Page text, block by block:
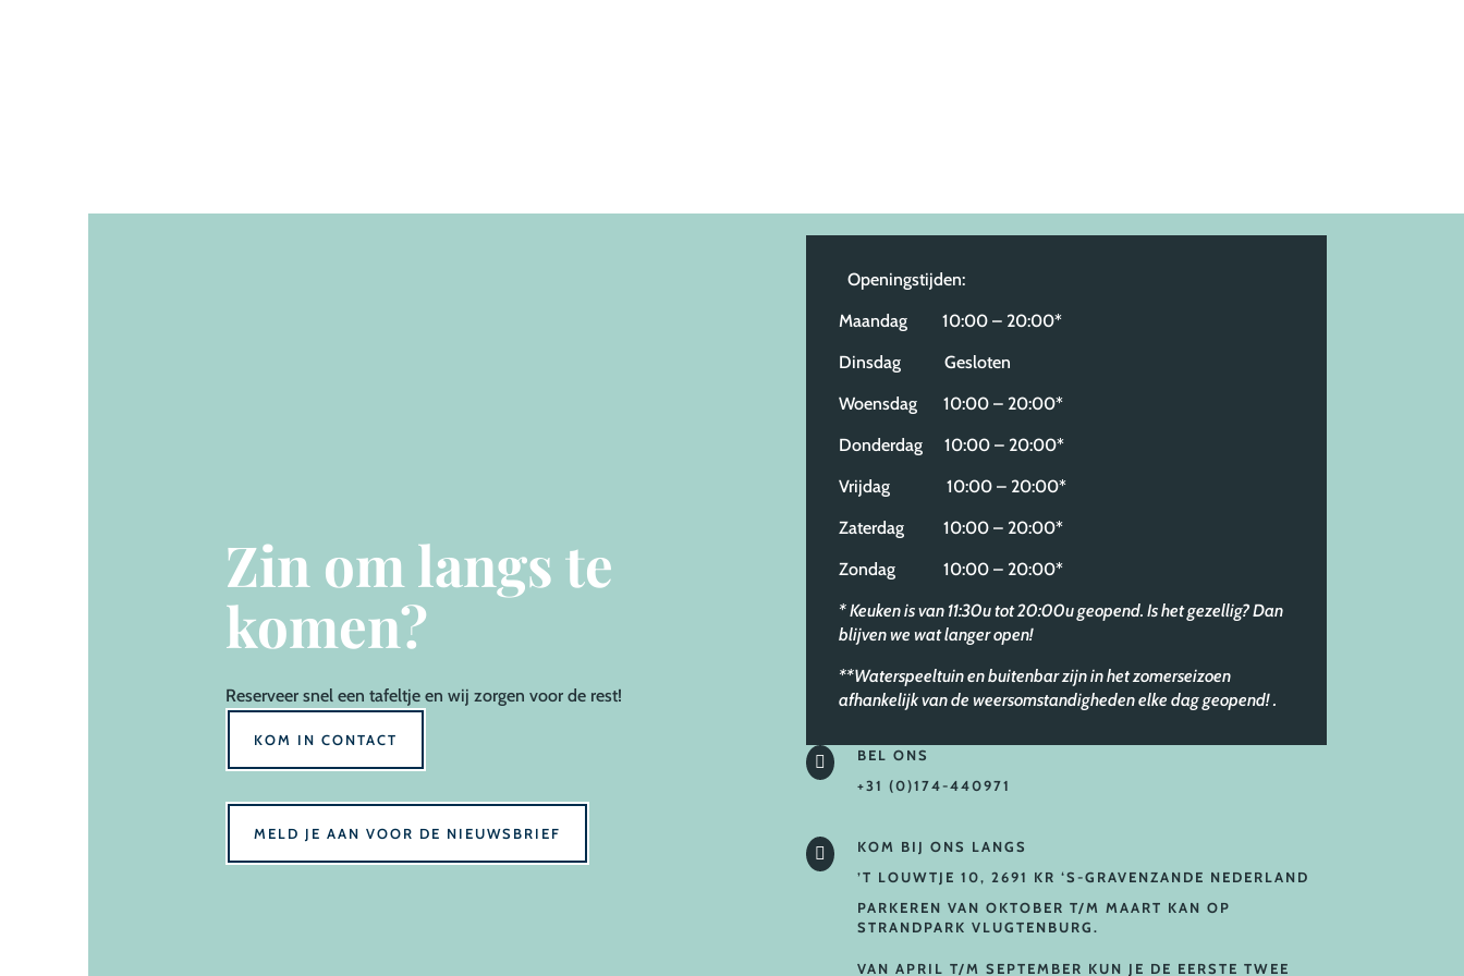
Zin om langs te
komen?
Reserveer snel een tafeltje en wij zorgen voor de rest!
KOM IN CONTACT
MELD JE AAN VOOR DE NIEUWSBRIEF
Openingstijden:
Maandag 10:00 – 20:00*
Dinsdag Gesloten
Woensdag 10:00 – 20:00*
Donderdag 10:00 – 20:00*
Vrijdag 10:00 – 20:00*
Zaterdag 10:00 – 20:00*
Zondag 10:00 – 20:00*
* Keuken is van 11:30u tot 20:00u geopend. Is het gezellig? Dan
blijven we wat langer open!
**Waterspeeltuin en buitenbar zijn in het zomerseizoen
afhankelijk van de weersomstandigheden elke dag geopend! .

BEL ONS
+31 (0)174-440971

KOM BIJ ONS LANGS
’T LOUWTJE 10, 2691 KR ‘S-GRAVENZANDE NEDERLAND
PARKEREN VAN OKTOBER T/M MAART KAN OP
STRANDPARK VLUGTENBURG.
VAN APRIL T/M SEPTEMBER KUN JE DE EERSTE TWEE